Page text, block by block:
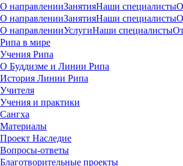
О направленииЗанятияНаши специалисты
О направленииЗанятияНаши специалисты
О направленииУслугиНаши специалисты
Рипа в мире
Учения Рипа
О Буддизме и Линии Рипа
История Линии Рипа
Учителя
Учения и практики
Сангха
Материалы
Проект Наследие
Вопросы-ответы
Благотворительные проекты